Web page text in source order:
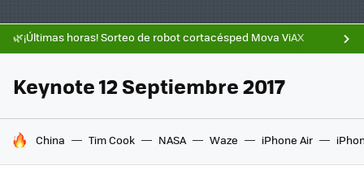
🌿¡Últimas horas! Sorteo de robot cortacésped Mova ViAX
Keynote 12 Septiembre 2017
HOY SE HABLA DE
China Tim Cook NASA Waze iPhone Air